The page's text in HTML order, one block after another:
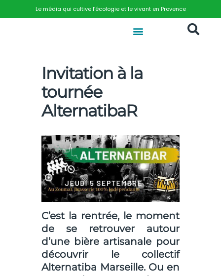
Le média qui cultive l’écologie et le vivant en Provence
Invitation à la
tournée
AlternatibaR
C’est la rentrée, le moment
de se retrouver autour
d’une bière artisanale pour
découvrir le collectif
Alternatiba Marseille. Ou en